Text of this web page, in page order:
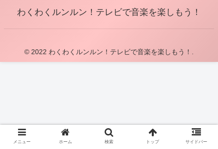
わくわくルンルン！テレビで音楽を楽しもう！
© 2022 わくわくルンルン！テレビで音楽を楽しもう！.
メニュー ホーム 検索 トップ サイドバー